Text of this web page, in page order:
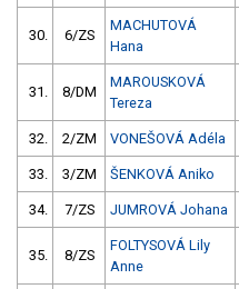
30. 6/ZS
MACHUTOVÁ
Hana
31. 8/DM
MAROUSKOVÁ
Tereza
32. 2/ZM VONEŠOVÁ Adéla
33. 3/ZM ŠENKOVÁ Aniko
34. 7/ZS JUMROVÁ Johana
35. 8/ZS
FOLTYSOVÁ Lily
Anne